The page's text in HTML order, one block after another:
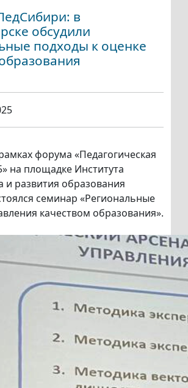
в
обсудили
подходы к оценке
форума «Педагогическая
на площадке Института
и развития образования
семинар «Региональные
качеством образования».